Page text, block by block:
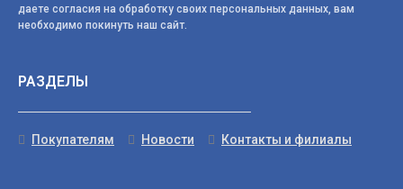
даете согласия на обработку своих персональных данных, вам
необходимо покинуть наш сайт.
РАЗДЕЛЫ
Покупателям Новости Контакты и филиалы